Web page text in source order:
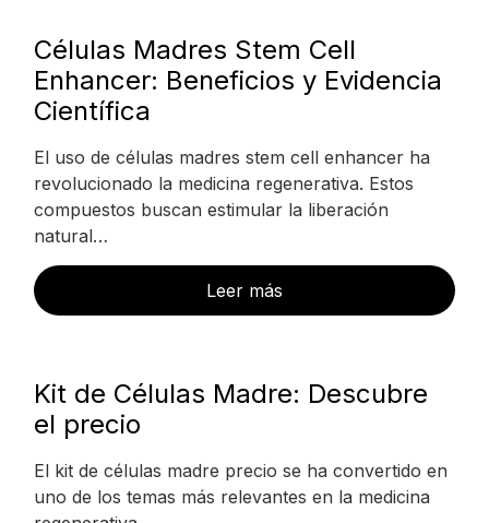
Células Madres Stem Cell
Enhancer: Beneficios y Evidencia
Científica
El uso de células madres stem cell enhancer ha
revolucionado la medicina regenerativa. Estos
compuestos buscan estimular la liberación
natural…
Leer más
Kit de Células Madre: Descubre
el precio
El kit de células madre precio se ha convertido en
uno de los temas más relevantes en la medicina